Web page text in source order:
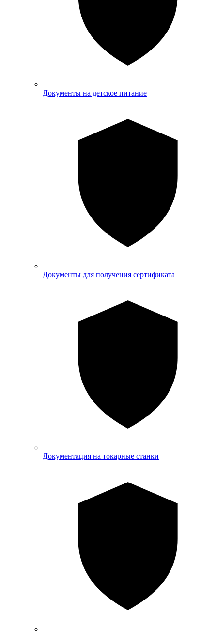
Документы на детское питание
Документы для получения сертификата
Документация на токарные станки